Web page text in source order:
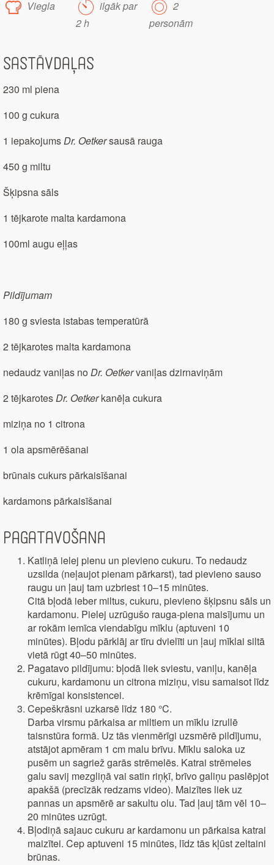
Viegla
ilgāk par
2 h
2
personām
Sastāvdaļas
230 ml piena
100 g cukura
1 iepakojumsDr. Oetkersausā rauga
450 g miltu
Šķipsna sāls
1 tējkarote malta kardamona
100ml augu eļļas
Pildījumam
180 g sviesta istabas temperatūrā
2 tējkarotes malta kardamona
nedaudz vaniļas no Dr. Oetkervaniļas dzirnaviņām
2 tējkarotesDr. Oetkerkanēļa cukura
miziņa no 1 citrona
1 ola apsmērēšanai
brūnais cukurs pārkaisīšanai
kardamons pārkaisīšanai
Pagatavošana
Katliņā ielej pienu un pievieno cukuru. To nedaudz
uzsilda (neļaujot pienam pārkarst), tad pievieno sauso
raugu un ļauj tam uzbriest 10–15 minūtes.
Citā bļodā ieber miltus, cukuru, pievieno šķipsnu sāls un
kardamonu. Pielej uzrūgušo rauga-piena maisījumu un
ar rokām iemīca viendabīgu mīklu (aptuveni 10
minūtes). Bļodu pārklāj ar tīru dvielīti un ļauj mīklai siltā
vietā rūgt 40–50 minūtes.
Pagatavo pildījumu: bļodā liek sviestu, vaniļu, kanēļa
cukuru, kardamonu un citrona miziņu, visu samaisot līdz
krēmīgai konsistencei.
Cepeškrāsni uzkarsē līdz 180 °C.
Darba virsmu pārkaisa ar miltiem un mīklu izrullē
taisnstūra formā. Uz tās vienmērīgi uzsmērē pildījumu,
atstājot apmēram 1 cm malu brīvu. Mīklu saloka uz
pusēm un sagriež garās strēmelēs. Katrai strēmeles
galu savij mezgliņā vai satin riņķī, brīvo galiņu paslēpjot
apakšā (precīzāk redzams video). Maizītes liek uz
pannas un apsmērē ar sakultu olu. Tad ļauj tām vēl 10–
20 minūtes uzrūgt.
Bļodiņā sajauc cukuru ar kardamonu un pārkaisa katrai
maizītei. Cep aptuveni 15 minūtes, līdz tās kļūst zeltaini
brūnas.